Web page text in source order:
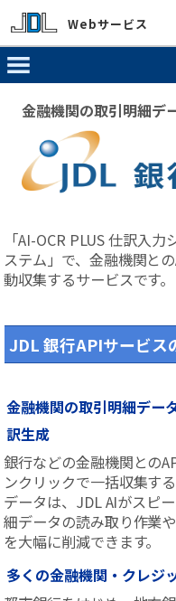
Webサービス
金融機関の取引明細デ
「AI-OCR PLUS 仕訳入
ステム」で、金融機関と
動収集するサービスです。
JDL 銀行APIサービス
金融機関の取引明細デー
訳生成
銀行などの金融機関との
ンクリックで一括収集す
データは、JDL AIがスピ
細データの読み取り作業
を大幅に削減できます。
多くの金融機関・クレジ